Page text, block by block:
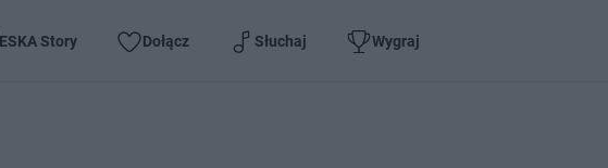
ESKA Story Dołącz Słuchaj Wygraj